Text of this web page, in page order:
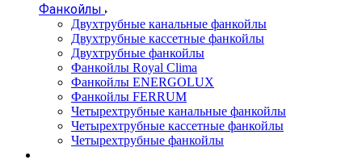
Фанкойлы
Двухтрубные канальные фанкойлы
Двухтрубные кассетные фанкойлы
Двухтрубные фанкойлы
Фанкойлы Royal Clima
Фанкойлы ENERGOLUX
Фанкойлы FERRUM
Четырехтрубные канальные фанкойлы
Четырехтрубные кассетные фанкойлы
Четырехтрубные фанкойлы